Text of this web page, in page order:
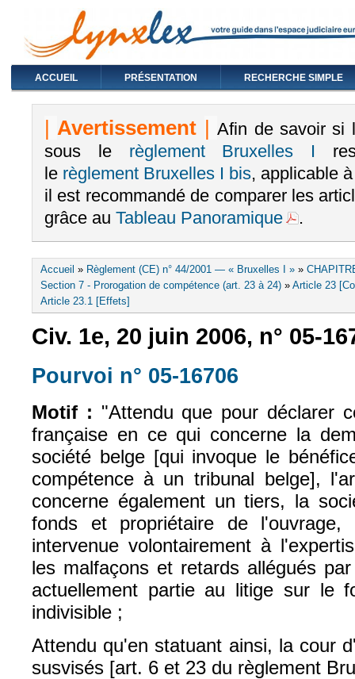
ACCUEIL PRÉSENTATION RECHERCHE SIMPLE
|Avertissement | Afin de savoir si
sous le règlement Bruxelles I
le règlement Bruxelles I bis, applicable
il est recommandé de comparer les
grâce au Tableau Panoramique .
Vous êtes ici
Accueil » Règlement (CE) n° 44/2001 — « Bruxelles I » »
Section 7 - Prorogation de compétence (art. 23 à 24) » Article 23
Article 23.1 [Effets]
Civ. 1e, 20 juin 2006, n° 05-
Pourvoi n° 05-16706
Motif : "Attendu que pour déclarer
française en ce qui concerne la
société belge [qui invoque le
compétence à un tribunal belge],
concerne également un tiers, la
fonds et propriétaire de
intervenue volontairement à
les malfaçons et retards allégués
actuellement partie au litige sur le
indivisible ;
Attendu qu'en statuant ainsi, la cour
susvisés [art. 6 et 23 du règlement